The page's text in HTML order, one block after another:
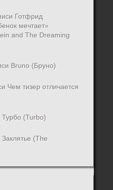
Готфрид
мечтает»
and The Dreaming
Bruno (Бруно)
Чем тизер отличается
Турбо (Turbo)
Заклятье (The